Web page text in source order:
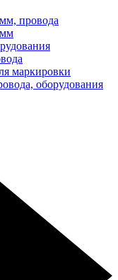
провода
маркировки
оборудования